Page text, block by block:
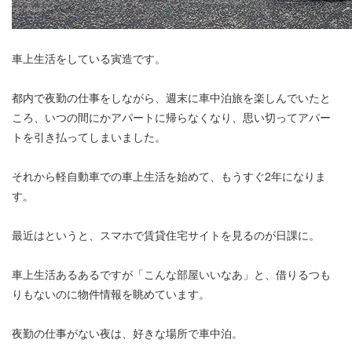
車上生活をしている寅造です。
都内で夜勤の仕事をしながら、週末に車中泊旅を楽しんでいたと
ころ、いつの間にかアパートに帰らなくなり、思い切ってアパー
トを引き払ってしまいました。
それから軽自動車での車上生活を始めて、もうすぐ2年になりま
す。
最近はというと、スマホで賃貸住宅サイトを見るのが日課に。
車上生活あるあるですが「こんな部屋いいなあ」と、借りるつも
りもないのに物件情報を眺めています。
夜勤の仕事がない夜は、好きな場所で車中泊。